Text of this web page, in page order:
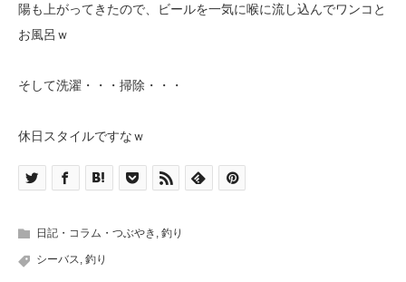
陽も上がってきたので、ビールを一気に喉に流し込んでワンコと
お風呂ｗ
そして洗濯・・・掃除・・・
休日スタイルですなｗ
日記・コラム・つぶやき 釣り
シーバス 釣り